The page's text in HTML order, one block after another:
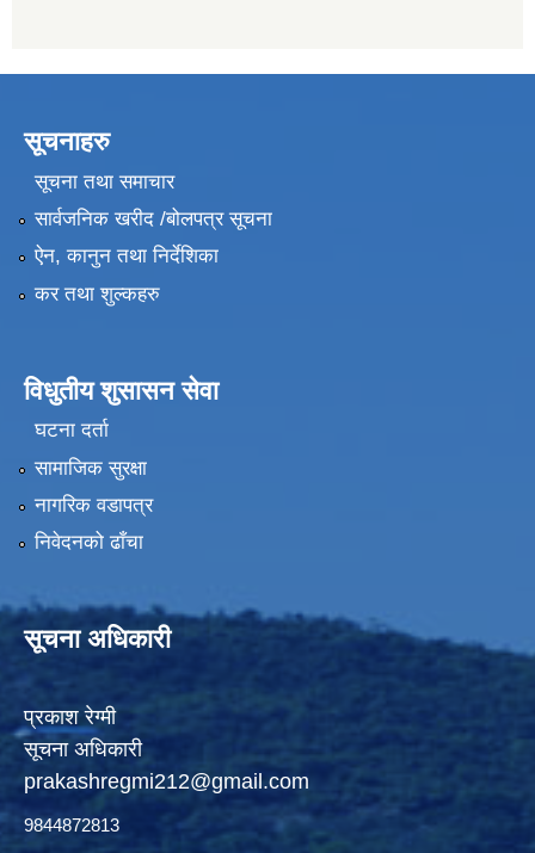
सूचनाहरु
सूचना तथा समाचार
सार्वजनिक खरीद /बोलपत्र सूचना
ऐन, कानुन तथा निर्देशिका
कर तथा शुल्कहरु
विधुतीय शुसासन सेवा
घटना दर्ता
सामाजिक सुरक्षा
नागरिक वडापत्र
निवेदनको ढाँचा
सूचना अधिकारी
प्रकाश रेग्मी
सूचना अधिकारी
prakashregmi212@gmail.com
9844872813